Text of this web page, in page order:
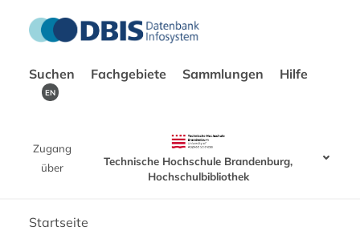
Suchen Fachgebiete Sammlungen Hilfe
EN
Zugang
über
Technische Hochschule Brandenburg,
Hochschulbibliothek
Startseite